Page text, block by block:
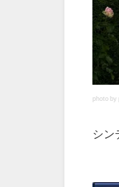
photo by
シン